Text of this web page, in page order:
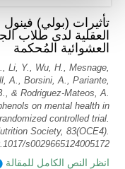
تأثيرات (بولي)
العشوائية المُحكمة
Li, Y., Wu, H., Mesnage,
A., Borsini, A., Pariante,
& Rodriguez-Mateos, A.
on mental health in
controlled trial.
Society, 83(OCE4).
s0029665124005172
انظر النص الكامل للمقالة